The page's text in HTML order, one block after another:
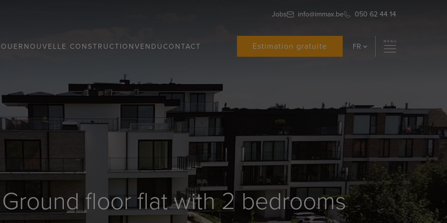
Jobs info@immax.be 050 62 44 14
NOUVELLE CONSTRUCTIONVENDUCONTACT Estimation gratuite FR
floor flat with 2 bedrooms